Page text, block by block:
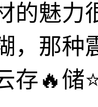
的魅力
，那种
存🔥储